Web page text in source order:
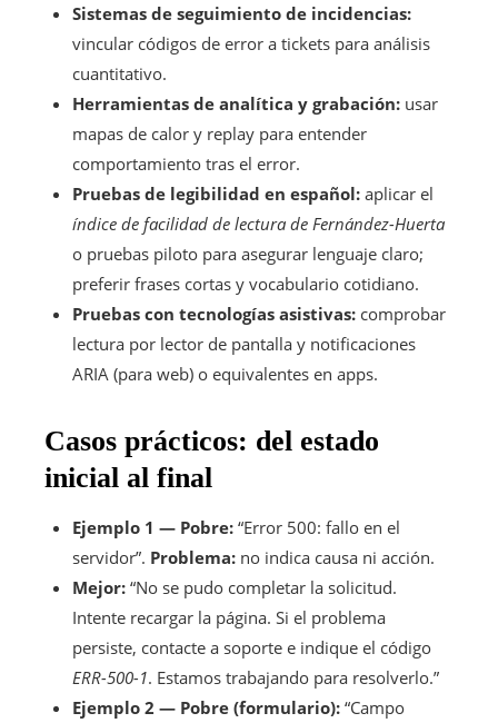
Sistemas de seguimiento de incidencias:
vincular códigos de error a tickets para análisis
cuantitativo.
Herramientas de analítica y grabación: usar
mapas de calor y replay para entender
comportamiento tras el error.
Pruebas de legibilidad en español: aplicar el
índice de facilidad de lectura de Fernández-Huerta
o pruebas piloto para asegurar lenguaje claro;
preferir frases cortas y vocabulario cotidiano.
Pruebas con tecnologías asistivas: comprobar
lectura por lector de pantalla y notificaciones
ARIA (para web) o equivalentes en apps.
Casos prácticos: del estado
inicial al final
Ejemplo 1 — Pobre: “Error 500: fallo en el
servidor”. Problema: no indica causa ni acción.
Mejor: “No se pudo completar la solicitud.
Intente recargar la página. Si el problema
persiste, contacte a soporte e indique el código
ERR-500-1. Estamos trabajando para resolverlo.”
Ejemplo 2 — Pobre (formulario): “Campo